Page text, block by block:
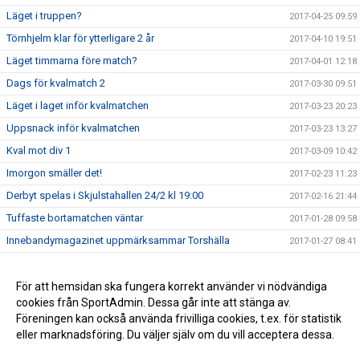
Läget i truppen? 2017-04-25 09:59
Törnhjelm klar för ytterligare 2 år 2017-04-10 19:51
Läget timmarna före match? 2017-04-01 12:18
Dags för kvalmatch 2 2017-03-30 09:51
Läget i laget inför kvalmatchen 2017-03-23 20:23
Uppsnack inför kvalmatchen 2017-03-23 13:27
Kval mot div 1 2017-03-09 10:42
Imorgon smäller det! 2017-02-23 11:23
Derbyt spelas i Skjulstahallen 24/2 kl 19:00 2017-02-16 21:44
Tuffaste bortamatchen väntar 2017-01-28 09:58
Innebandymagazinet uppmärksammar Torshälla 2017-01-27 08:41
Derby i Skjulsta 2017-01-25 21:00
Torshälla värvar Allsvensk spelare 2016-11-30 20:00
För att hemsidan ska fungera korrekt använder vi nödvändiga
cookies från SportAdmin. Dessa går inte att stänga av.
Föreningen kan också använda frivilliga cookies, t.ex. för statistik
eller marknadsföring. Du väljer själv om du vill acceptera dessa.